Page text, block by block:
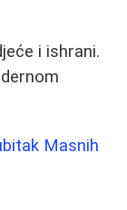
i ishrani.
Masnih